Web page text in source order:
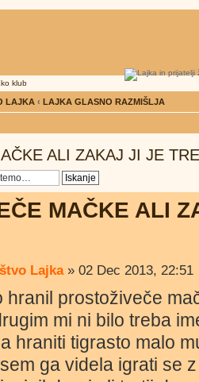
LAJKA ‹ LAJKA GLASNO RAZMIŠLJA
ALI ZAKAJ JI JE
MAČKE ALI
Lajka» 02 Dec 2013, 22:51
hranil prostoživeče
mi ni bilo treba
hraniti tigrasto malo
ga videla igrati se